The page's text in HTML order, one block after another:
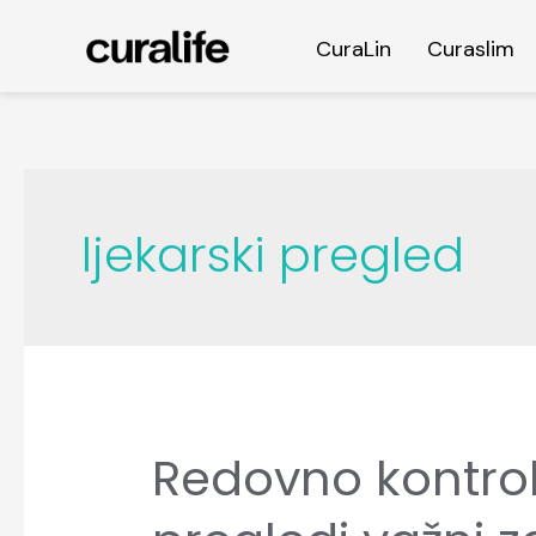
CuraLin Curaslim
ljekarski pregled
Redovno
Redovno
kontrolišite